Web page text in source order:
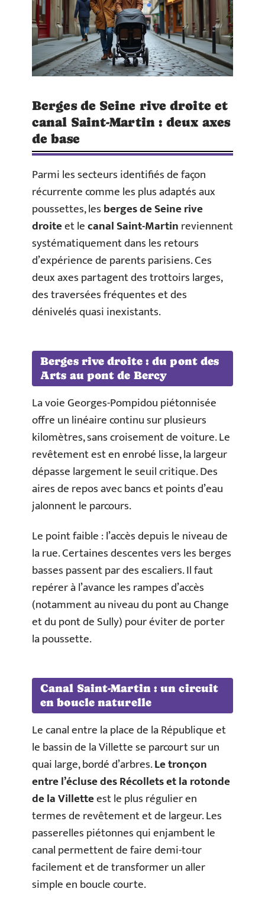
Berges de Seine rive droite et
canal Saint-Martin : deux axes
de base
Parmi les secteurs identifiés de façon
récurrente comme les plus adaptés aux
poussettes, lesberges de Seine rive
droiteet lecanal Saint-Martinreviennent
systématiquement dans les retours
d’expérience de parents parisiens. Ces
deux axes partagent des trottoirs larges,
des traversées fréquentes et des
dénivelés quasi inexistants.
Berges rive droite : du pont des
Arts au pont de Bercy
La voie Georges-Pompidou piétonnisée
offre un linéaire continu sur plusieurs
kilomètres, sans croisement de voiture. Le
revêtement est en enrobé lisse, la largeur
dépasse largement le seuil critique. Des
aires de repos avec bancs et points d’eau
jalonnent le parcours.
Le point faible : l’accès depuis le niveau de
la rue. Certaines descentes vers les berges
basses passent par des escaliers. Il faut
repérer à l’avance les rampes d’accès
(notamment au niveau du pont au Change
et du pont de Sully) pour éviter de porter
la poussette.
Canal Saint-Martin : un circuit
en boucle naturelle
Le canal entre la place de la République et
le bassin de la Villette se parcourt sur un
quai large, bordé d’arbres.Le tronçon
entre l’écluse des Récollets et la rotonde
de la Villetteest le plus régulier en
termes de revêtement et de largeur. Les
passerelles piétonnes qui enjambent le
canal permettent de faire demi-tour
facilement et de transformer un aller
simple en boucle courte.